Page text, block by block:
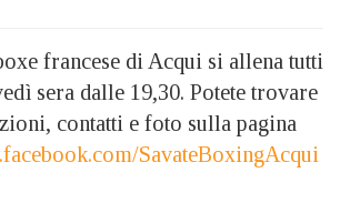
francese di Acqui si allena tutti
sera dalle 19,30. Potete trovare
contatti e foto sulla pagina
SavateBoxingAcqui